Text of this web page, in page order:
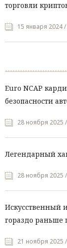
торговли
15 января 2024
Euro NCAP
безопасности
28 ноября 2025
Легендарный
28 ноября 2025
Искусственный
гораздо раньше
21 ноября 2025